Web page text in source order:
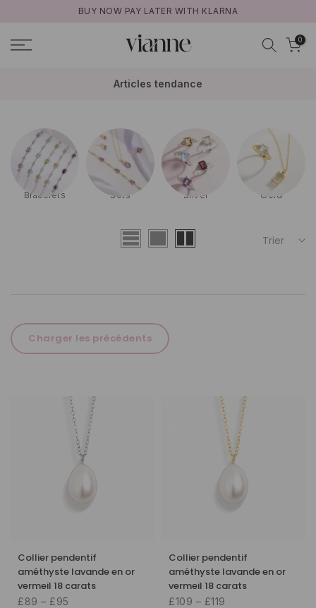
contenu
BUY NOW PAY LATER WITH KLARNA
0
Articles tendance
Bracelets Sets Silver Gold
Trier
Charger les précédents
Collier pendentif
améthyste lavande en or
vermeil 18 carats
£89 – £95
Collier pendentif
améthyste lavande en or
vermeil 18 carats
£109 – £119